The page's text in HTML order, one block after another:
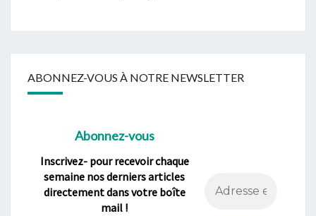
ABONNEZ-VOUS À NOTRE NEWSLETTER
Abonnez-vous
Inscrivez- pour recevoir chaque
semaine nos derniers articles
directement dans votre boîte
mail !